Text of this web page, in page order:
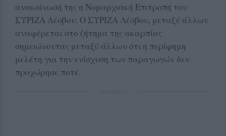
ανακοίνωσή της η Νομαρχιακή Επιτροπή του
ΣΥΡΙΖΑ Λέσβου. Ο ΣΥΡΙΖΑ Λέσβου, μεταξύ άλλων
αναφέρεται στο ζήτημα της ακαρπίας
σημειώνοντας μεταξύ άλλων ότι η περίφημη
μελέτη για την ενίσχυση των παραγωγών δεν
προχώρησε ποτέ.